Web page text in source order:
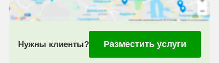
Нужны клиенты? Разместить услуги